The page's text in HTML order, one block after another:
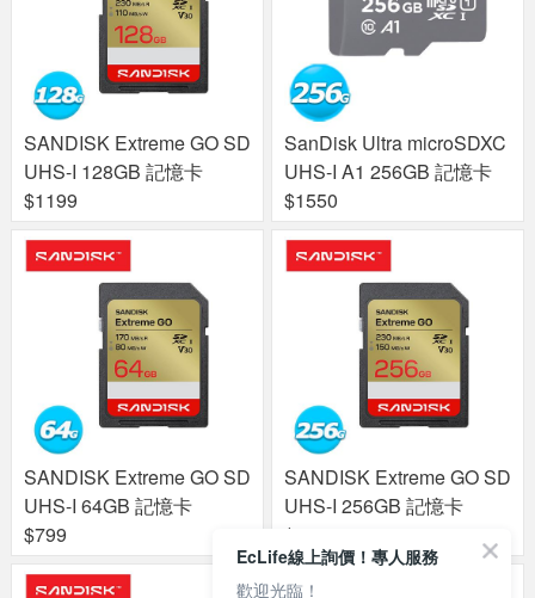
SANDISK Extreme GO SD
UHS-I 128GB 記憶卡
$1199
SanDisk Ultra microSDXC
UHS-I A1 256GB 記憶卡
$1550
SANDISK Extreme GO SD
UHS-I 64GB 記憶卡
$799
SANDISK Extreme GO SD
UHS-I 256GB 記憶卡
$2688
EcLife線上詢價！專人服務
歡迎光臨！